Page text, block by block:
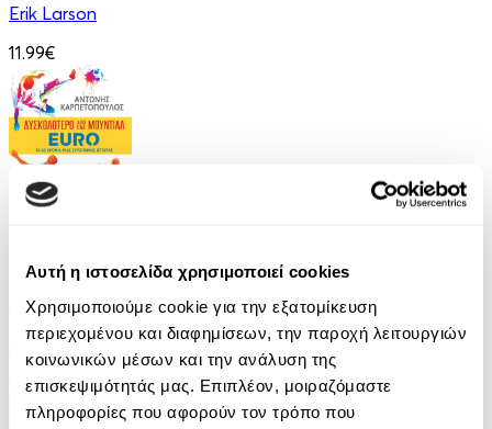
Αυτή η ιστοσελίδα χρησιμοποιεί cookies
Χρησιμοποιούμε cookie για την εξατομίκευση
περιεχομένου και διαφημίσεων, την παροχή λειτουργιών
κοινωνικών μέσων και την ανάλυση της
επισκεψιμότητάς μας. Επιπλέον, μοιραζόμαστε
πληροφορίες που αφορούν τον τρόπο που
Erik Larson
11.99€
Euro - Δυσκολότερο από ένα Μουντιάλ
Αντώνης Καρπετόπουλος
14.99€